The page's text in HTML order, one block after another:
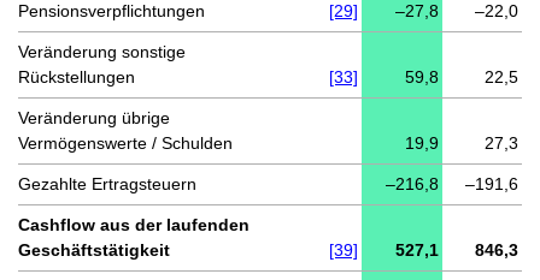
Pensionsverpflichtungen
[29] –27,8 –22,0
Veränderung sonstige
Rückstellungen
[33] 59,8 22,5
Veränderung übrige
Vermögenswerte / Schulden
19,9 27,3
Gezahlte Ertragsteuern –216,8 –191,6
Cashflow aus der laufenden
Geschäftstätigkeit
[39] 527,1 846,3